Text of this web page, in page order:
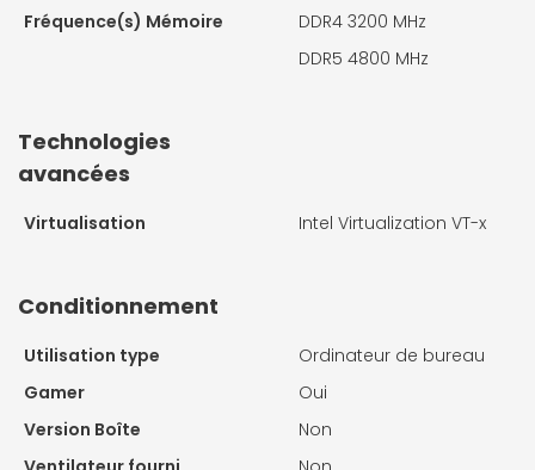
Fréquence(s) Mémoire
DDR4 3200 MHz
DDR5 4800 MHz
Technologies
avancées
Virtualisation Intel Virtualization VT-x
Conditionnement
Utilisation type
Ordinateur de bureau
Gamer
Oui
Version Boîte
Non